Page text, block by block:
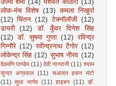
उपमा शर्मा (14) यशवंत कोठारी (13)
लोक-मंच विशेष
(13) कमला निखुर्पा
(12) चिंतन (12) टेक्नॉलॉजी
(12)
डायरी
(12)
डॉ. कुँवर दिनेश सिंह
(12) डॉ. सुषमा गुप्ता (12) रविन्द्र
गिन्नौरे (12) रवीन्द्रनाथ टैगोर (12)
लोकेन्द्र सिंह (12) सुभाष नीरव (12)
देवमणि पाण्डेय (11) देवी नागरानी (11) श्याम
सुन्दर अग्रवाल (11) सआदत हसन मंटो
(11) सुधा भार्गव (11) हाइबन (11) डॉ.